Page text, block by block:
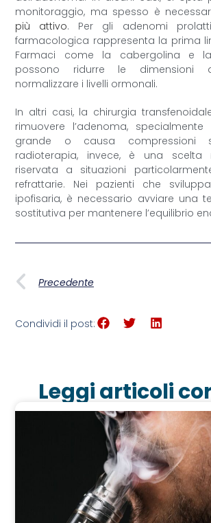
monitoraggio, ma spesso è
più attivo. Per gli adenomi
farmacologica rappresenta la prima
Farmaci come la cabergolina e
possono ridurre le dimensioni
normalizzare i livelli ormonali.
In altri casi, la chirurgia
rimuovere l’adenoma,
grande o causa compressioni
radioterapia, invece, è una scelta
riservata a situazioni
refrattarie. Nei pazienti che
ipofisaria, è necessario avviare una
sostitutiva per mantenere l’equilibrio
Precedente
Condividi il post:
Leggi articoli